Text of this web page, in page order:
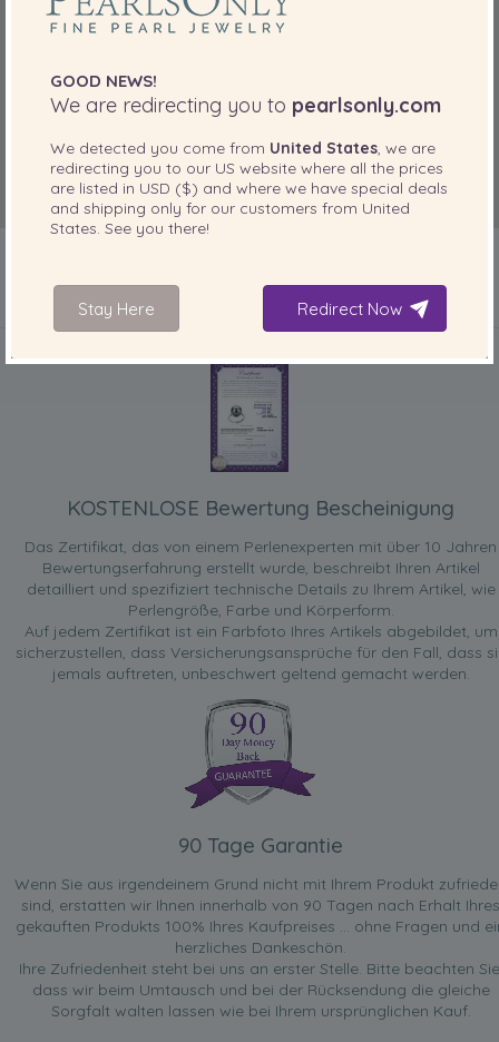
IN IHREM PRODUKT ENTHALTEN
KOSTENLOSE Bewertung Bescheinigung
Das Zertifikat, das von einem Perlenexperten mit über 10 Jahren
Bewertungserfahrung erstellt wurde, beschreibt Ihren Artikel
detailliert und spezifiziert technische Details zu Ihrem Artikel, wie
Perlengröße, Farbe und Körperform.
Auf jedem Zertifikat ist ein Farbfoto Ihres Artikels abgebildet, um
sicherzustellen, dass Versicherungsansprüche für den Fall, dass
jemals auftreten, unbeschwert geltend gemacht werden.
90 Tage Garantie
Wenn Sie aus irgendeinem Grund nicht mit Ihrem Produkt
sind, erstatten wir Ihnen innerhalb von 90 Tagen nach Erhalt Ihres
gekauften Produkts 100% Ihres Kaufpreises ... ohne Fragen und
herzliches Dankeschön.
Ihre Zufriedenheit steht bei uns an erster Stelle. Bitte beachten
dass wir beim Umtausch und bei der Rücksendung die gleiche
Sorgfalt walten lassen wie bei Ihrem ursprünglichen Kauf.
GOOD NEWS!
We are redirecting you to pearlsonly.com
We detected you come from United States , we are
redirecting you to our US website where all the prices
are listed in USD ($) and where we have special deals
and shipping only for our customers from United
States . See you there!
Stay Here Redirect Now